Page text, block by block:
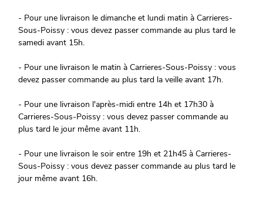
- Pour une livraison le dimanche et lundi matin à Carrieres-
Sous-Poissy : vous devez passer commande au plus tard le
samedi avant 15h.
- Pour une livraison le matin à Carrieres-Sous-Poissy : vous
devez passer commande au plus tard la veille avant 17h.
- Pour une livraison l'après-midi entre 14h et 17h30 à
Carrieres-Sous-Poissy : vous devez passer commande au
plus tard le jour même avant 11h.
- Pour une livraison le soir entre 19h et 21h45 à Carrieres-
Sous-Poissy : vous devez passer commande au plus tard le
jour même avant 16h.